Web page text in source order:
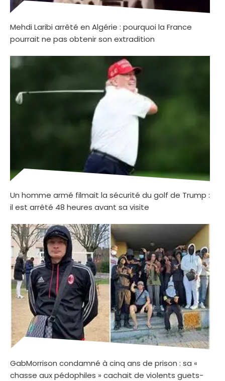
Mehdi Laribi arrêté en Algérie : pourquoi la France
pourrait ne pas obtenir son extradition
Un homme armé filmait la sécurité du golf de Trump :
il est arrêté 48 heures avant sa visite
GabMorrison condamné à cinq ans de prison : sa «
chasse aux pédophiles » cachait de violents guets-